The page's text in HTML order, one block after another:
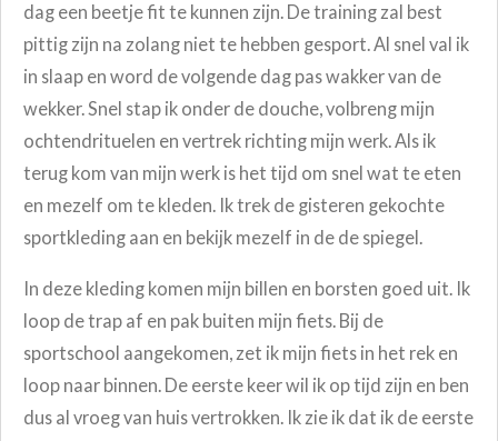
dag een beetje fit te kunnen zijn. De training zal best
pittig zijn na zolang niet te hebben gesport. Al snel val ik
in slaap en word de volgende dag pas wakker van de
wekker. Snel stap ik onder de douche, volbreng mijn
ochtendrituelen en vertrek richting mijn werk. Als ik
terug kom van mijn werk is het tijd om snel wat te eten
en mezelf om te kleden. Ik trek de gisteren gekochte
sportkleding aan en bekijk mezelf in de de spiegel.
In deze kleding komen mijn billen en borsten goed uit. Ik
loop de trap af en pak buiten mijn fiets. Bij de
sportschool aangekomen, zet ik mijn fiets in het rek en
loop naar binnen. De eerste keer wil ik op tijd zijn en ben
dus al vroeg van huis vertrokken. Ik zie ik dat ik de eerste